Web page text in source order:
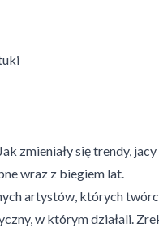
zmieniały się trendy,
wraz z biegiem lat.
artystów, których
w którym działali.